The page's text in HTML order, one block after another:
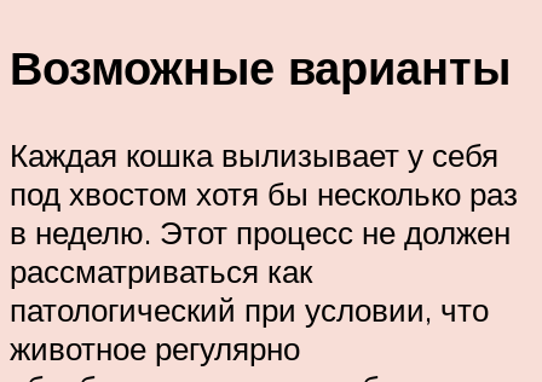
Возможные варианты
Каждая кошка вылизывает у себя
под хвостом хотя бы несколько раз
в неделю. Этот процесс не должен
рассматриваться как
патологический при условии, что
животное регулярно